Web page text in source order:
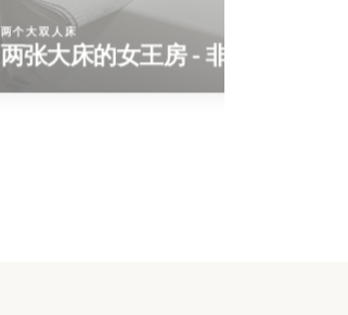
两个大双人床
两张大床的女王房 - 非吸烟房